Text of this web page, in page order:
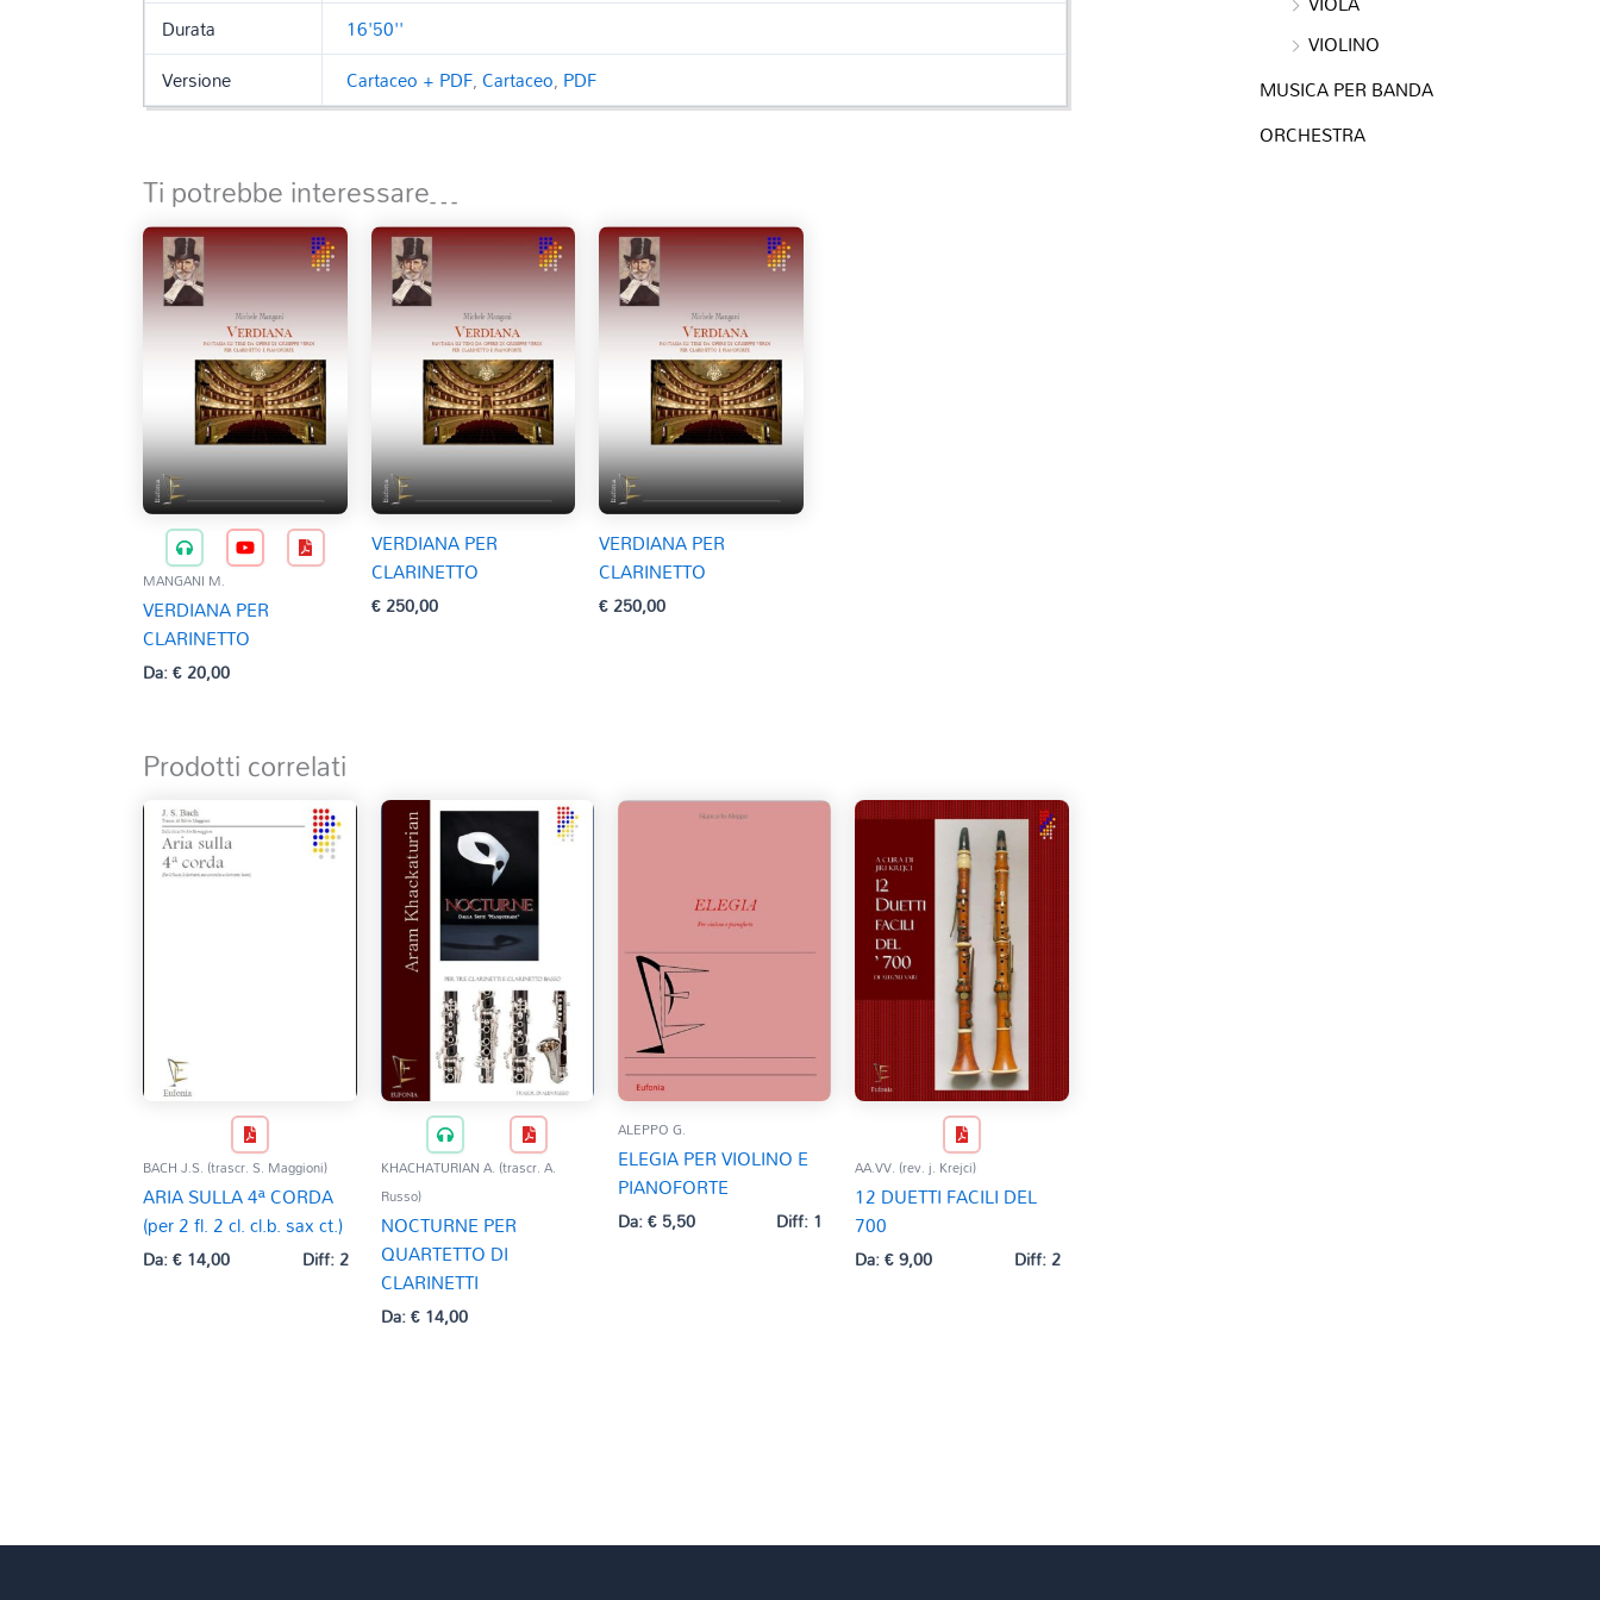
Durata
16'50''
Versione
Cartaceo + PDF,Cartaceo, PDF
Ti potrebbe interessare…
MANGANI M.
VERDIANA PER
CLARINETTO
Da:€20,00
VERDIANA PER
CLARINETTO
€250,00
VERDIANA PER
CLARINETTO
€250,00
Prodotti correlati
BACH J.S. (trascr. S. Maggioni)
ARIA SULLA 4ª CORDA
(per 2 fl. 2 cl. cl.b. sax ct.)
Da:€14,00 Diff: 2
KHACHATURIAN A. (trascr. A.
Russo)
NOCTURNE PER
QUARTETTO DI
CLARINETTI
Da:€14,00
ALEPPO G.
ELEGIA PER VIOLINO E
PIANOFORTE
Da:€5,50 Diff: 1
AA.VV. (rev. j. Krejci)
12 DUETTI FACILI DEL
700
Da:€9,00 Diff: 2
VIOLINO
MUSICA PER BANDA
ORCHESTRA